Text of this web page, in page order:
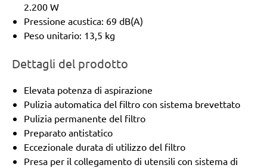
2.200 W
Pressione acustica: 69 dB(A)
Peso unitario: 13,5 kg
Dettagli del prodotto
Elevata potenza di aspirazione
Pulizia automatica del filtro con sistema brevettato
Pulizia permanente del filtro
Preparato antistatico
Eccezionale durata di utilizzo del filtro
Presa per il collegamento di utensili con sistema di